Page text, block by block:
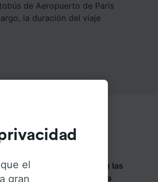
de Aeropuerto de Paris
la duración del viaje
con
. Haz click en las
servicios que ofrece cada
el
gran